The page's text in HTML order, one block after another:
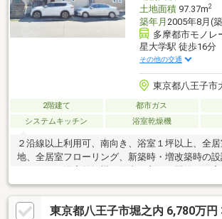
土地面積97.37m2
築年月 2005年8月(
多摩都市モノレ
星大学駅 徒歩16分
その他の交通
東京都八王子市
2階建て 都市ガス
システムキッチン
浴室乾燥機
２沿線以上利用可、南向き、浴室１坪以上、全
地、全居室フローリング、新築時・増改築時の設
キッチン、浴室乾燥機、陽当り良好、閑静な住宅
ー付洗面化粧台、トイレ２ヶ所、２階建、南面
収納、浴室に窓、緑豊かな住宅地、都市近郊、
ス、屋根裏収納、周辺交通量少なめ
東京都八王子市堀之内 6,780万円